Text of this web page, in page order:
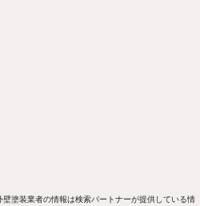
塗装業者の情報は検索パートナーが提供している情